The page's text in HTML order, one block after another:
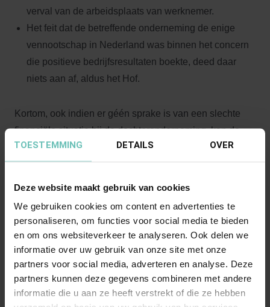
TOESTEMMING DETAILS OVER
Deze website maakt gebruik van cookies
We gebruiken cookies om content en advertenties te
personaliseren, om functies voor social media te bieden
en om ons websiteverkeer te analyseren. Ook delen we
informatie over uw gebruik van onze site met onze
partners voor social media, adverteren en analyse. Deze
partners kunnen deze gegevens combineren met andere
informatie die u aan ze heeft verstrekt of die ze hebben
verval van de arbeidsplaats van werknemer.
Het feit dat de betreffende onderneming de enige
vennootschap in Nederland was binnen het concern
die positieve bedrijfsresultaten boekte, deed daar
niets aan af, aldus het Hof.
Kortom, ook indien er géén sprake is van een slechte
financiële situatie bij de dochteronderneming, kan de
(slechte) financiële situatie van het concern nopen tot
kostenbesparende maatregelen, waarbij een krimp van
ontslagprocedure zal de dochteronderneming overigens
niet kunnen volstaan met het overleggen van
jaarrekeningen van de eigen onderneming. Er zullen
ook financiële stukken van de holding en/of de groep
overgelegd dienen te worden, waaruit blijkt dat het
concern in een slechte financiële positie verkeert.